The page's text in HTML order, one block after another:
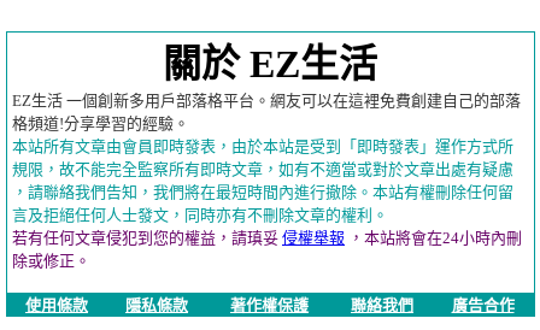
關於 EZ生活
EZ生活 一個創新多用戶部落格平台。網友可以在這裡免費創建自己的部落
格頻道!分享學習的經驗。
本站所有文章由會員即時發表，由於本站是受到「即時發表」運作方式所
規限，故不能完全監察所有即時文章，如有不適當或對於文章出處有疑慮
，請聯絡我們告知，我們將在最短時間內進行撤除。本站有權刪除任何留
言及拒絕任何人士發文，同時亦有不刪除文章的權利。
若有任何文章侵犯到您的權益，請瑱妥 侵權舉報 ，本站將會在24小時內刪
除或修正。
使用條款 隱私條款 著作權保護 聯絡我們 廣告合作